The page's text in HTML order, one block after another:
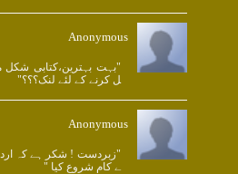
Anonymous
"بہت بہترین،کتابی
ل کرنے کے لئے لنک؟؟؟"
Anonymous
"زبردست ! شکر ہے کہ
ے کام شروع کیا "